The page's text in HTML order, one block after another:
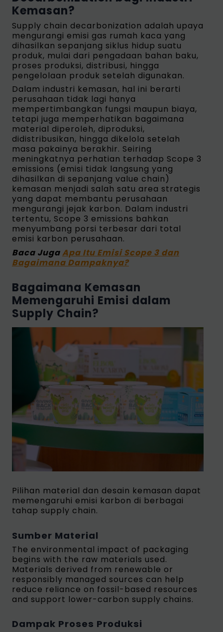
Kemasan?
Supply chain decarbonization adalah upaya
mengurangi emisi gas rumah kaca yang
dihasilkan sepanjang siklus hidup suatu
produk, mulai dari pengadaan bahan baku,
proses produksi, distribusi, hingga
pengelolaan produk setelah digunakan.
Dalam industri kemasan, hal ini berarti
perusahaan tidak lagi hanya
mempertimbangkan fungsi maupun biaya,
tetapi juga memperhatikan bagaimana
material diperoleh, diproduksi,
didistribusikan, hingga dikelola setelah
masa pakainya berakhir. Seiring
meningkatnya perhatian terhadap Scope 3
emissions (emisi tidak langsung yang
dihasilkan di sepanjang value chain)
kemasan menjadi salah satu area strategis
yang dapat membantu perusahaan
mengurangi jejak karbon. Dalam industri
tertentu, Scope 3 emissions bahkan
menyumbang porsi terbesar dari total
emisi karbon perusahaan.
Baca JugaApa Itu Emisi Scope 3 dan
Bagaimana Dampaknya?
Bagaimana Kemasan
Memengaruhi Emisi dalam
Supply Chain?
Pilihan material dan desain kemasan dapat
memengaruhi emisi karbon di berbagai
tahap supply chain.
Sumber Material
The environmental impact of packaging
begins with the raw materials used.
Materials derived from renewable or
responsibly managed sources can help
reduce reliance on fossil-based resources
and support lower-carbon supply chains.
Dampak Proses Produksi